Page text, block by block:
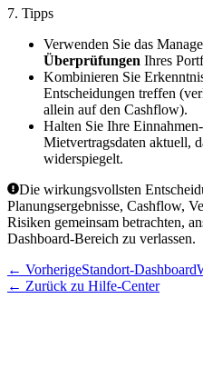
7. Tipps
Verwenden Sie das
Überprüfungen Ihres
Kombinieren Sie
Entscheidungen treffen
allein auf den Cashflow).
Halten Sie Ihre
Mietvertragsdaten aktuell,
widerspiegelt.
Die wirkungsvollsten
Planungsergebnisse, Cashflow,
Risiken gemeinsam betrachten,
Dashboard-Bereich zu verlassen.
← VorherigeStandort-Dashboard
← Zurück zu Hilfe-Center